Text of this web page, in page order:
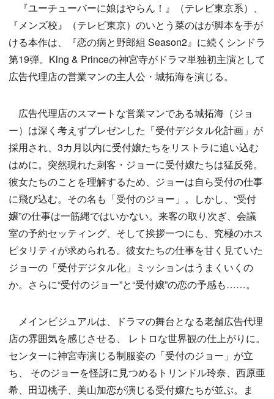
『ユーチューバーに娘はやらん！』（テレビ東京系）、
『メンズ校』（テレビ東京）のいとう菜のはが脚本を手が
ける本作は、『恋の病と野郎組 Season2』に続くシンドラ
第19弾。King & Princeの神宮寺がドラマ単独初主演として
広告代理店の営業マンの主人公・城拓海を演じる。
広告代理店のスマートな営業マンである城拓海（ジョ
ー）は深く考えずプレゼンした「受付デジタル化計画」が
採用され、3カ月以内に受付嬢たちをリストラに追い込む
はめに。突然現れた刺客・ジョーに受付嬢たちは猛反発。
彼女たちのことを理解するため、ジョーは自ら受付の仕事
に飛び込む。その名も「受付のジョー」。しかし、“受付
嬢”の仕事は一筋縄ではいかない。来客の取り次ぎ、会議
室の予約セッティング、そして挨拶一つにも、究極のホス
ピタリティが求められる。彼女たちの仕事を甘く見ていた
ジョーの「受付デジタル化」ミッションはうまくいくの
か。さらに“受付のジョー”と“受付嬢”の恋の予感も……。
メインビジュアルは、ドラマの舞台となる老舗広告代理
店の雰囲気を感じさせる、 レトロな世界観の仕上がりに。
センターに神宮寺演じる制服姿の「受付のジョー」が立
ち、 そのジョーを怪訝に見つめるトリンドル玲奈、西原亜
希、田辺桃子、美山加恋が演じる受付嬢たちが並ぶ。ま